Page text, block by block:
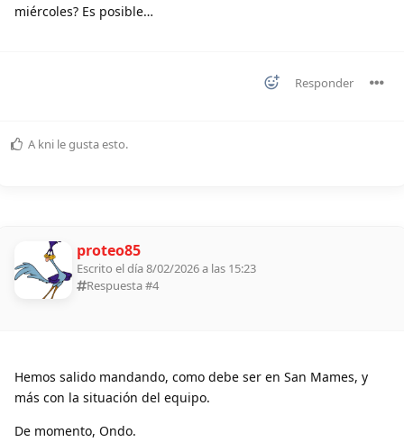
miércoles? Es posible…
Responder
A kni le gusta esto.
proteo85
Escrito el día 8/02/2026 a las 15:23
Respuesta #4
Hemos salido mandando, como debe ser en San Mames, y
más con la situación del equipo.
De momento, Ondo.